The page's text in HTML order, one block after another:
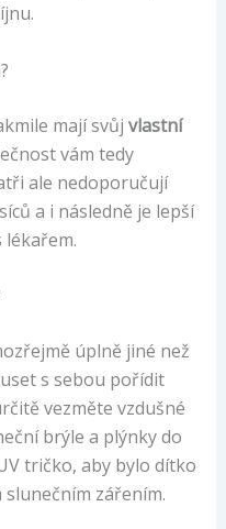
mají svůj vlastní
vám tedy
ale nedoporučují
a i následně je lepší
úplně jiné než
s sebou pořídit
vezměte vzdušné
brýle a plýnky do
tričko, aby bylo dítko
zářením.